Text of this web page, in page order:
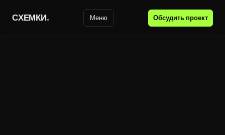
СХЕМКИ. Меню Обсудить проект